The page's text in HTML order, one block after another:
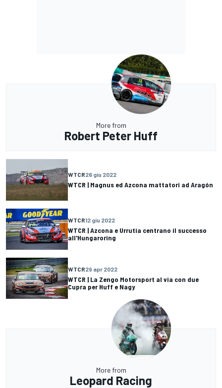
More from
Robert Peter Huff
WTCR26 giu 2022
WTCR | Magnus ed Azcona mattatori ad Aragón
WTCR12 giu 2022
WTCR | Azcona e Urrutia centrano il successo
all'Hungaroring
WTCR29 apr 2022
WTCR | La Zengo Motorsport al via con due
Cupra per Huff e Nagy
More from
Leopard Racing